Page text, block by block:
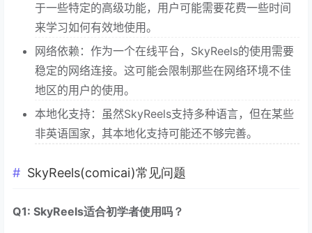
于一些特定的高级功能，用户可能需要花费一些时间
来学习如何有效地使用。
网络依赖：作为一个在线平台，SkyReels的使用需要
稳定的网络连接。这可能会限制那些在网络环境不佳
地区的用户的使用。
本地化支持：虽然SkyReels支持多种语言，但在某些
非英语国家，其本地化支持可能还不够完善。
SkyReels(comicai)常见问题
Q1: SkyReels适合初学者使用吗？